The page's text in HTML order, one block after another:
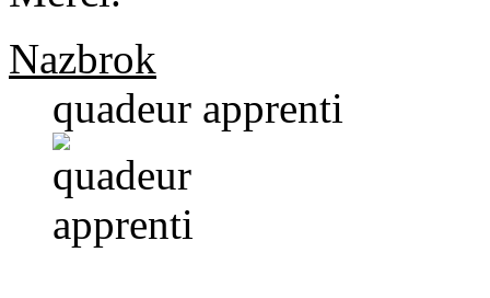
Nazbrok
quadeur apprenti